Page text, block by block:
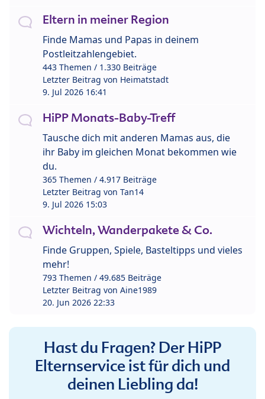
Eltern in meiner Region
Finde Mamas und Papas in deinem
Postleitzahlengebiet.
443 Themen / 1.330 Beiträge
Letzter Beitrag von Heimatstadt
9. Jul 2026 16:41
HiPP Monats-Baby-Treff
Tausche dich mit anderen Mamas aus, die
ihr Baby im gleichen Monat bekommen wie
du.
365 Themen / 4.917 Beiträge
Letzter Beitrag von Tan14
9. Jul 2026 15:03
Wichteln, Wanderpakete & Co.
Finde Gruppen, Spiele, Basteltipps und vieles
mehr!
793 Themen / 49.685 Beiträge
Letzter Beitrag von Aine1989
20. Jun 2026 22:33
Hast du Fragen? Der HiPP
Elternservice ist für dich und
deinen Liebling da!